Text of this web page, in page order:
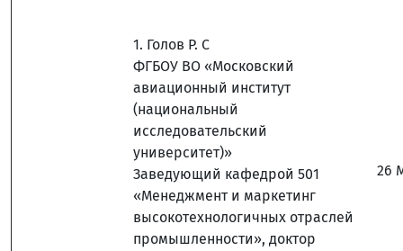
1. Голов Р. С
ФГБОУ ВО «Московский
авиационный институт
(национальный
исследовательский
университет)»
Заведующий кафедрой 501
«Менеджмент и маркетинг
высокотехнологичных отраслей
промышленности», доктор
26